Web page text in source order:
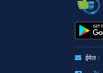
ईमेल :